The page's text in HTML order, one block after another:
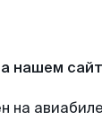
нашем
на